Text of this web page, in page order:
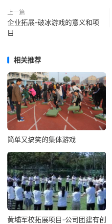
上一篇
企业拓展-破冰游戏的意义和项
目
相关推荐
简单又搞笑的集体游戏
黄埔军校拓展项目-公司团建有创